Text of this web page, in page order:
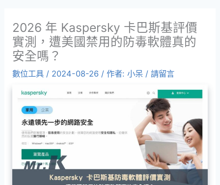
單
2026 年 Kaspersky 卡巴斯基評價
實測，遭美國禁用的防毒軟體真的
安全嗎？
數位工具 / 2024-08-26 / 作者:小呆 /請留言